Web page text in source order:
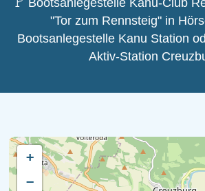
🚩 Bootsanlegestelle Kanu-Club
"Tor zum Rennsteig" in
Bootsanlegestelle Kanu Station
Aktiv-Station
+
−
Tiere und Pflanzen
Projekte
Grünes Band
Nationalpark Hainich